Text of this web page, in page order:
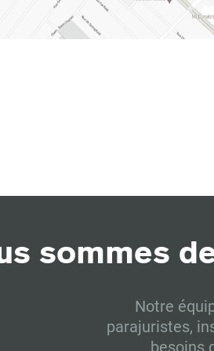
sommes
Notre
parajuristes,
besoins